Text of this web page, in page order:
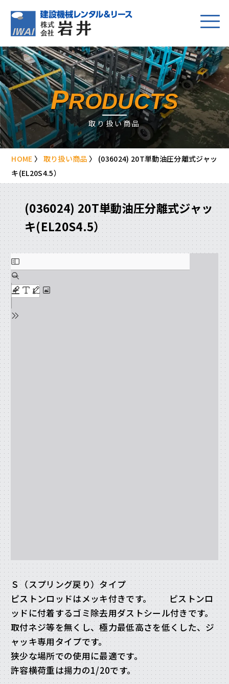
PRODUCTS
取り扱い商品
HOME 〉 取り扱い商品 〉 (036024) 20T単動油圧分離式ジャッ
キ(EL20S4.5）
(036024) 20T単動油圧分離式ジャッ
キ(EL20S4.5）
Ｓ（スプリング戻り）タイプ
ピストンロッドはメッキ付きです。 ピストンロ
ッドに付着するゴミ除去用ダストシール付きです。
取付ネジ等を無くし、極力最低高さを低くした、ジ
ャッキ専用タイプです。
狭少な場所での使用に最適です。
許容横荷重は揚力の1/20です。